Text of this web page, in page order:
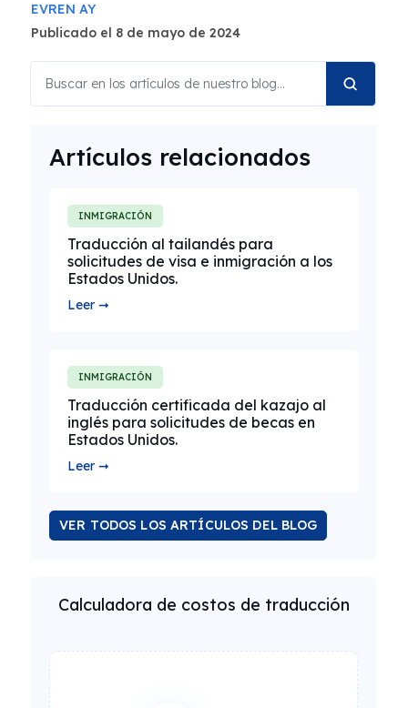
EVREN AY
Publicado el 8 de mayo de 2024
Artículos relacionados
INMIGRACIÓN
Traducción al tailandés para
solicitudes de visa e inmigración a los
Estados Unidos.
Leer ➞
INMIGRACIÓN
Traducción certificada del kazajo al
inglés para solicitudes de becas en
Estados Unidos.
Leer ➞
VER TODOS LOS ARTÍCULOS DEL BLOG
Calculadora de costos de traducción